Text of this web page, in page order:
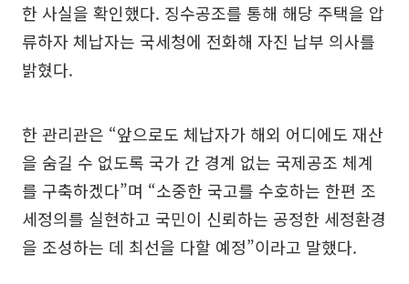
한 사실을 확인했다. 징수공조를 통해 해당 주택을 압
류하자 체납자는 국세청에 전화해 자진 납부 의사를
밝혔다.
한 관리관은 “앞으로도 체납자가 해외 어디에도 재산
을 숨길 수 없도록 국가 간 경계 없는 국제공조 체계
를 구축하겠다”며 “소중한 국고를 수호하는 한편 조
세정의를 실현하고 국민이 신뢰하는 공정한 세정환경
을 조성하는 데 최선을 다할 예정”이라고 말했다.